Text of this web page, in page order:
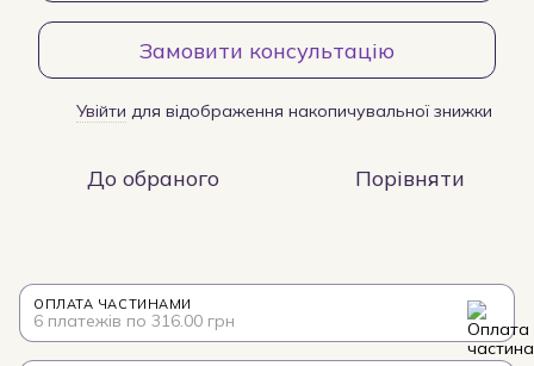
Замовити консультацію
Увійти для відображення накопичувальної знижки
До обраного Порівняти
ОПЛАТА ЧАСТИНАМИ
6 платежів по 316.00 грн